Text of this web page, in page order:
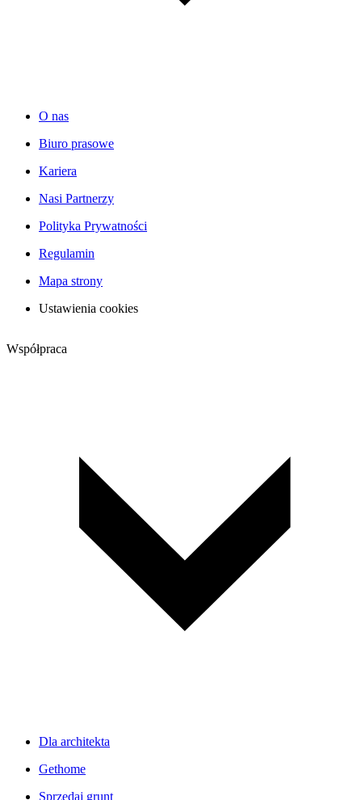
O nas
Biuro prasowe
Kariera
Nasi Partnerzy
Polityka Prywatności
Regulamin
Mapa strony
Ustawienia cookies
Współpraca
Dla architekta
Gethome
Sprzedaj grunt